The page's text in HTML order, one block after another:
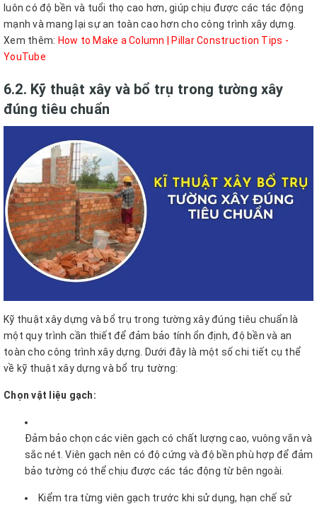
luôn có độ bền và tuổi thọ cao hơn, giúp chịu được các tác động
mạnh và mang lại sự an toàn cao hơn cho công trình xây dựng.
Xem thêm: How to Make a Column | Pillar Construction Tips -
YouTube
6.2. Kỹ thuật xây và bổ trụ trong tường xây
đúng tiêu chuẩn
Kỹ thuật xây dựng và bổ trụ trong tường xây đúng tiêu chuẩn là
một quy trình cần thiết để đảm bảo tính ổn định, độ bền và an
toàn cho công trình xây dựng. Dưới đây là một số chi tiết cụ thể
về kỹ thuật xây dựng và bổ trụ tường:
Chọn vật liệu gạch:
Đảm bảo chọn các viên gạch có chất lượng cao, vuông vắn và
sắc nét. Viên gạch nên có độ cứng và độ bền phù hợp để đảm
bảo tường có thể chịu được các tác động từ bên ngoài.
Kiểm tra từng viên gạch trước khi sử dụng, hạn chế sử